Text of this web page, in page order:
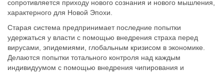
сопротивляется приходу нового сознания и нового мышления,
характерного для Новой Эпохи.
Старая система предпринимает последние попытки
удержаться у власти с помощью внедрения страха перед
вирусами, эпидемиями, глобальным кризисом в экономике.
Делаются попытки тотального контроля над каждым
индивидуумом с помощью внедрения чипирования и